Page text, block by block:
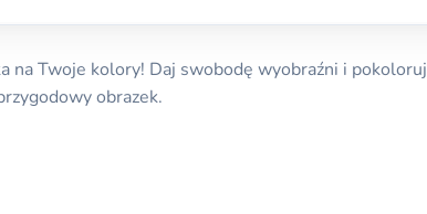
na Twoje kolory! Daj swobodę wyobraźni i pokoloruj
obrazek.